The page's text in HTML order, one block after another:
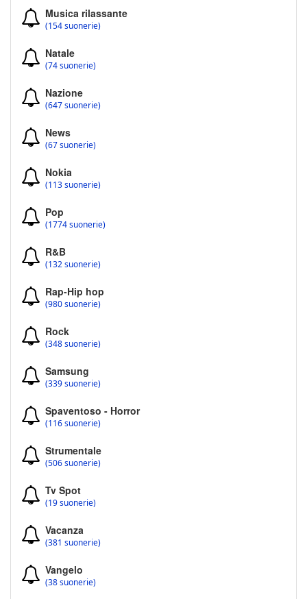
Musica rilassante
(154 suonerie)
Natale
(74 suonerie)
Nazione
(647 suonerie)
News
(67 suonerie)
Nokia
(113 suonerie)
Pop
(1774 suonerie)
R&B
(132 suonerie)
Rap-Hip hop
(980 suonerie)
Rock
(348 suonerie)
Samsung
(339 suonerie)
Spaventoso - Horror
(116 suonerie)
Strumentale
(506 suonerie)
Tv Spot
(19 suonerie)
Vacanza
(381 suonerie)
Vangelo
(38 suonerie)